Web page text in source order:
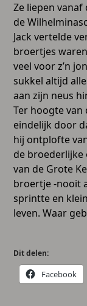
Ze liepen
de
Jack vertelde
broertjes
veel voor z’n
sukkel altijd
aan zijn neus
Ter hoogte
eindelijk door
hij ontplofte
de broederlijke
van de Grote
broertje -nooit
sprintte en
leven. Waar
Dit delen:
Facebook